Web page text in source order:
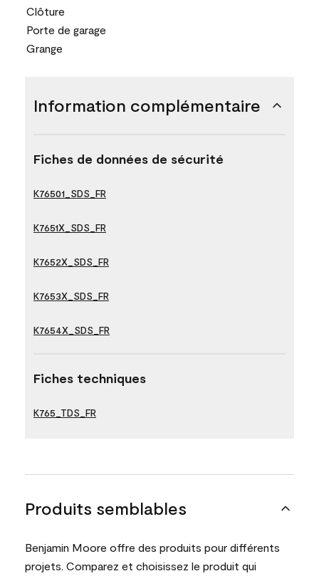
Clôture
Porte de garage
Grange
Information complémentaire
Fiches de données de sécurité
K76501_SDS_FR
K7651X_SDS_FR
K7652X_SDS_FR
K7653X_SDS_FR
K7654X_SDS_FR
Fiches techniques
K765_TDS_FR
Produits semblables
Benjamin Moore offre des produits pour différents
projets. Comparez et choisissez le produit qui